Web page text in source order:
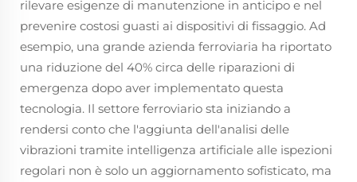
rilevare esigenze di manutenzione in anticipo e nel
prevenire costosi guasti ai dispositivi di fissaggio. Ad
esempio, una grande azienda ferroviaria ha riportato
una riduzione del 40% circa delle riparazioni di
emergenza dopo aver implementato questa
tecnologia. Il settore ferroviario sta iniziando a
rendersi conto che l'aggiunta dell'analisi delle
vibrazioni tramite intelligenza artificiale alle ispezioni
regolari non è solo un aggiornamento sofisticato, ma